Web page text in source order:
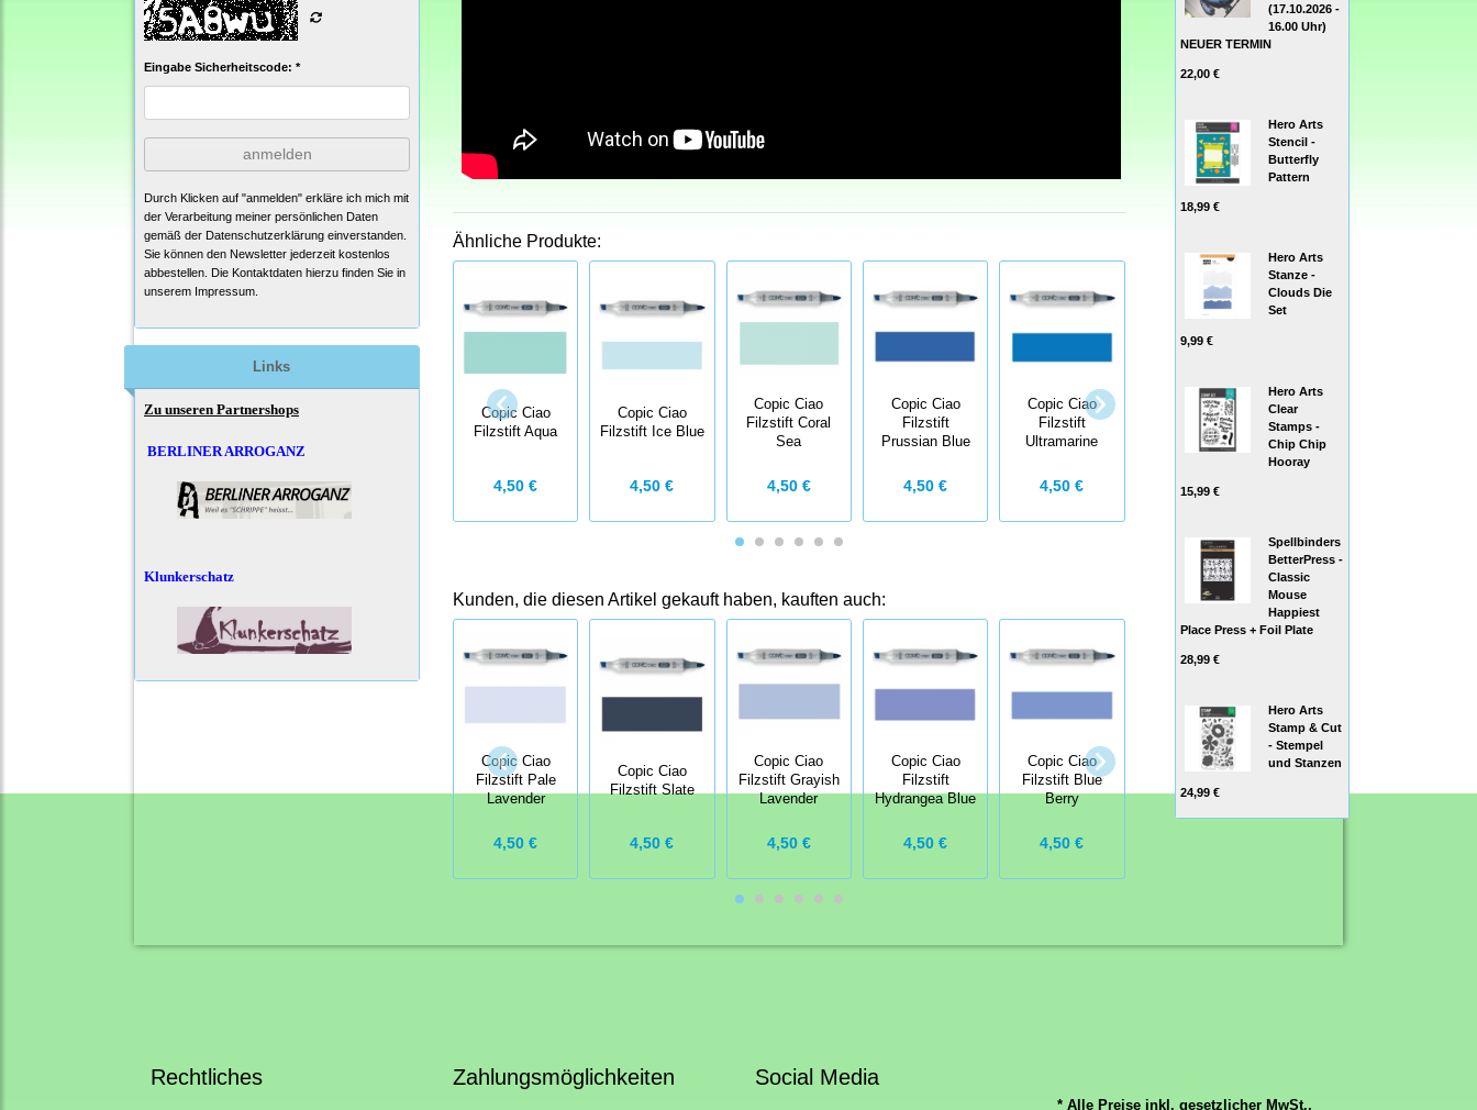
Eingabe Sicherheitscode: *
anmelden
Durch Klicken auf "anmelden" erkläre ich mich mit
der Verarbeitung meiner persönlichen Daten
gemäß der Datenschutzerklärung einverstanden.
Sie können den Newsletter jederzeit kostenlos
abbestellen. Die Kontaktdaten hierzu finden Sie in
unserem Impressum.
Links
Zu unseren Partnershops
BERLINER ARROGANZ
Klunkerschatz
Ähnliche Produkte:
Copic Ciao
Filzstift Aqua
4,50 €
Copic Ciao
Filzstift Ice Blue
4,50 €
Copic Ciao
Filzstift Coral
Sea
4,50 €
Copic Ciao
Filzstift
Prussian Blue
4,50 €
Copic Ciao
Filzstift
Ultramarine
4,50 €
Copic Ciao
Filzstift Pale
Blue Gray
4,50 €
Filzstift Pale
Blue
Kunden, die diesen Artikel gekauft haben, kauften auch:
Copic Ciao
Filzstift Pale
Lavender
4,50 €
Copic Ciao
Filzstift Slate
4,50 €
Copic Ciao
Filzstift Grayish
Lavender
4,50 €
Copic Ciao
Filzstift
Hydrangea Blue
4,50 €
Copic Ciao
Filzstift Blue
Berry
4,50 €
Copic Ciao
Filzstift Prune
Copic Ciao
(17.10.2026 -
16.00 Uhr)
NEUER TERMIN
22,00 €
Hero Arts
Stencil -
Butterfly
Pattern
18,99 €
Hero Arts
Stanze -
Clouds Die
Set
9,99 €
Hero Arts
Clear
Stamps -
Chip Chip
Hooray
15,99 €
Spellbinders
BetterPress -
Classic
Mouse
Happiest
Place Press + Foil Plate
28,99 €
Hero Arts
Stamp & Cut
- Stempel
und Stanzen
24,99 €
Rechtliches Zahlungsmöglichkeiten Social Media
* Alle Preise inkl. gesetzlicher MwSt.,